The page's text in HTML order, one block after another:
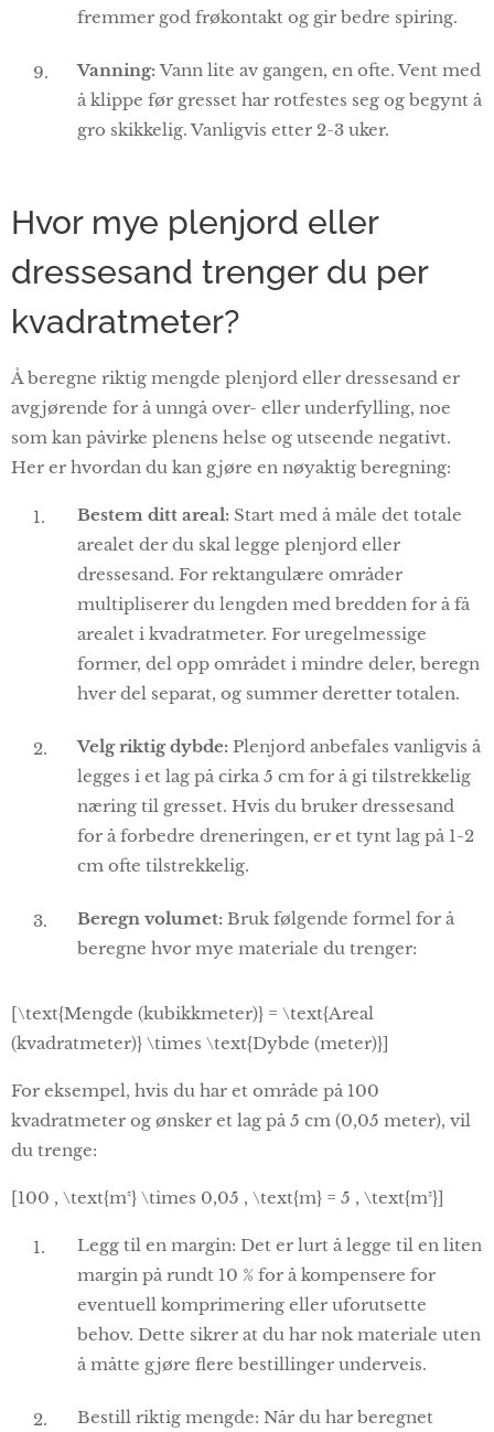
fremmer god frøkontakt og gir bedre spiring.
Vanning:Vann lite av gangen, en ofte. Vent med
å klippe før gresset har rotfestes seg og begynt å
gro skikkelig. Vanligvis etter 2-3 uker.
Hvor mye plenjord eller
dressesand trenger du per
kvadratmeter?
Å beregne riktig mengde plenjord eller dressesand er
avgjørende for å unngå over- eller underfylling, noe
som kan påvirke plenens helse og utseende negativt.
Her er hvordan du kan gjøre en nøyaktig beregning:
Bestem ditt areal: Start med å måle det totale
arealet der du skal legge plenjord eller
dressesand. For rektangulære områder
multipliserer du lengden med bredden for å få
arealet i kvadratmeter. For uregelmessige
former, del opp området i mindre deler, beregn
hver del separat, og summer deretter totalen.
Velg riktig dybde: Plenjord anbefales vanligvis å
legges i et lag på cirka 5 cm for å gi tilstrekkelig
næring til gresset. Hvis du bruker dressesand
for å forbedre dreneringen, er et tynt lag på 1-2
cm ofte tilstrekkelig.
Beregn volumet: Bruk følgende formel for å
beregne hvor mye materiale du trenger:
[\text{Mengde (kubikkmeter)} = \text{Areal
(kvadratmeter)} \times \text{Dybde (meter)}]
For eksempel, hvis du har et område på 100
kvadratmeter og ønsker et lag på 5 cm (0,05 meter), vil
du trenge:
[100 , \text{m²} \times 0,05 , \text{m} = 5 , \text{m³}]
Legg til en margin: Det er lurt å legge til en liten
margin på rundt 10 % for å kompensere for
eventuell komprimering eller uforutsette
behov. Dette sikrer at du har nok materiale uten
å måtte gjøre flere bestillinger underveis.
Bestill riktig mengde: Når du har beregnet